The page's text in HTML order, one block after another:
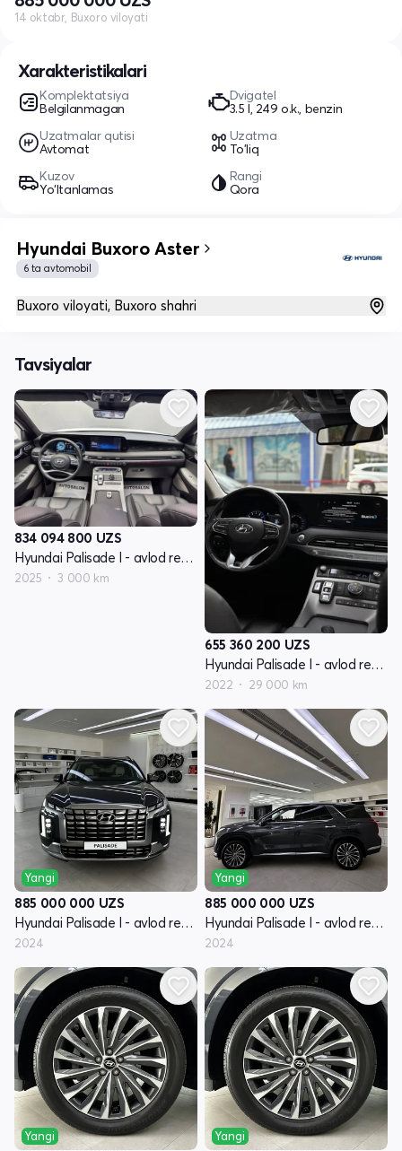
Xarakteristikalari
Komplektatsiya
Belgilanmagan
Dvigatel
3.5 l, 249 o.k., benzin
Uzatmalar qutisi
Avtomat
Uzatma
To'liq
Kuzov
Yo‘ltanlamas
Rangi
Qora
14 oktabr, Buxoro viloyati
Hyundai Buxoro Aster
6 ta avtomobil
Buxoro viloyati, Buxoro shahri
Tavsiyalar
834 094 800 UZS
Hyundai Palisade I - avlod restayling
2025 3 000 km
655 360 200 UZS
Hyundai Palisade I - avlod restayling
2022 29 000 km
Yangi
885 000 000 UZS
Hyundai Palisade I - avlod restayling
2024
Yangi
885 000 000 UZS
Hyundai Palisade I - avlod restayling
2024
Yangi Yangi